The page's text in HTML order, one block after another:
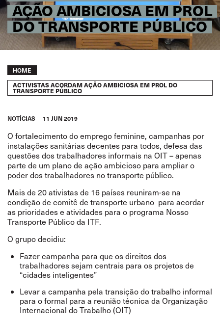
AÇÃO AMBICIOSA EM PROL
DO TRANSPORTE PÚBLICO
Breadcrumb
HOME
ACTIVISTAS ACORDAM AÇÃO AMBICIOSA EM PROL DO
TRANSPORTE PÚBLICO
NOTÍCIAS 11 JUN 2019
O fortalecimento do emprego feminine, campanhas por
instalações sanitárias decentes para todos, defesa das
questões dos trabalhadores informais na OIT – apenas
parte de um plano de ação ambicioso para ampliar o
poder dos trabalhadores no transporte público.
Mais de 20 ativistas de 16 países reuniram-se na
condição de comitê de transporte urbano para acordar
as prioridades e atividades para o programa Nosso
Transporte Público da ITF.
O grupo decidiu:
Fazer campanha para que os direitos dos
trabalhadores sejam centrais para os projetos de
“cidades inteligentes”
Levar a campanha pela transição do trabalho informal
para o formal para a reunião técnica da Organização
Internacional do Trabalho (OIT)